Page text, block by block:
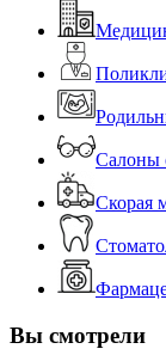
Салоны
Скорая
Вы смотрели